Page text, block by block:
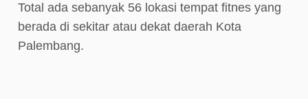
Total ada sebanyak 56 lokasi tempat fitnes yang
berada di sekitar atau dekat daerah Kota
Palembang.